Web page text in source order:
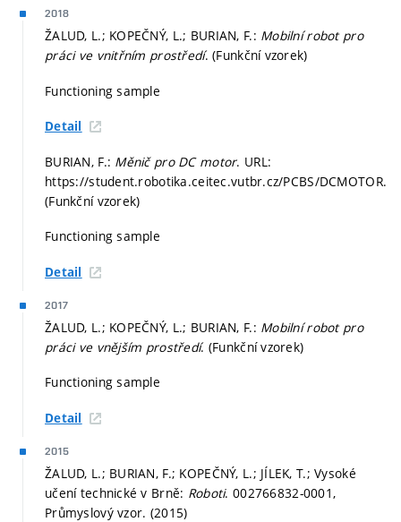
2018
ŽALUD, L.; KOPEČNÝ, L.; BURIAN, F.: Mobilní robot pro
práci ve vnitřním prostředí. (Funkční vzorek)
Functioning sample
Detail
BURIAN, F.: Měnič pro DC motor. URL:
https://student.robotika.ceitec.vutbr.cz/PCBS/DCMOTOR.
(Funkční vzorek)
Functioning sample
Detail
2017
ŽALUD, L.; KOPEČNÝ, L.; BURIAN, F.: Mobilní robot pro
práci ve vnějším prostředí. (Funkční vzorek)
Functioning sample
Detail
2015
ŽALUD, L.; BURIAN, F.; KOPEČNÝ, L.; JÍLEK, T.; Vysoké
učení technické v Brně: Roboti. 002766832-0001,
Průmyslový vzor. (2015)